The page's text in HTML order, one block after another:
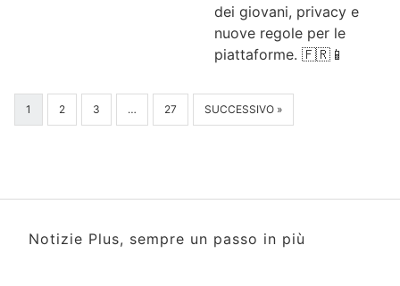
dei giovani, privacy e
nuove regole per le
piattaforme. 🇫🇷📱
1 2 3 … 27 SUCCESSIVO »
Notizie Plus, sempre un passo in più